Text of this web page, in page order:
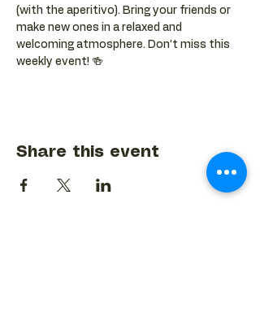
(with the aperitivo). Bring your friends or
make new ones in a relaxed and
welcoming atmosphere. Don’t miss this
weekly event! 🍻
Share this event